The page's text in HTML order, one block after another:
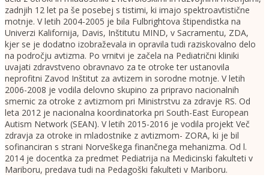
zadnjih 12 let pa še posebej s tistimi, ki imajo spektroavtistične
motnje. V letih 2004-2005 je bila Fulbrightova štipendistka na
Univerzi Kalifornija, Davis, Inštitutu MIND, v Sacramentu, ZDA,
kjer se je dodatno izobraževala in opravila tudi raziskovalno delo
na področju avtizma. Po vrnitvi je začela na Pediatrični kliniki
uvajati zdravstveno obravnavo za te otroke ter ustanovila
neprofitni Zavod Inštitut za avtizem in sorodne motnje. V letih
2006-2008 je vodila delovno skupino za pripravo nacionalnih
smernic za otroke z avtizmom pri Ministrstvu za zdravje RS. Od
leta 2012 je nacionalna koordinatorka pri South-East European
Autism Network (SEAN). V letih 2015-2016 je vodila projekt Več
zdravja za otroke in mladostnike z avtizmom- ZORA, ki je bil
sofinanciran s strani Norveškega finančnega mehanizma. Od l.
2014 je docentka za predmet Pediatrija na Medicinski fakulteti v
Mariboru, predava tudi na Pedagoški fakulteti v Mariboru.